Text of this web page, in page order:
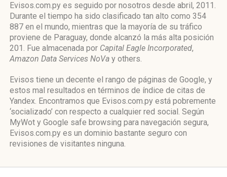
Evisos.com.py es seguido por nosotros desde abril, 2011.
Durante el tiempo ha sido clasificado tan alto como 354
887 en el mundo, mientras que la mayoría de su tráfico
proviene de Paraguay, donde alcanzó la más alta posición
201. Fue almacenada por Capital Eagle Incorporated,
Amazon Data Services NoVa y others.
Evisos tiene un decente el rango de páginas de Google, y
estos mal resultados en términos de índice de citas de
Yandex. Encontramos que Evisos.com.py está pobremente
‘socializado’ con respecto a cualquier red social. Según
MyWot y Google safe browsing para navegación segura,
Evisos.com.py es un dominio bastante seguro con
revisiones de visitantes ninguna.